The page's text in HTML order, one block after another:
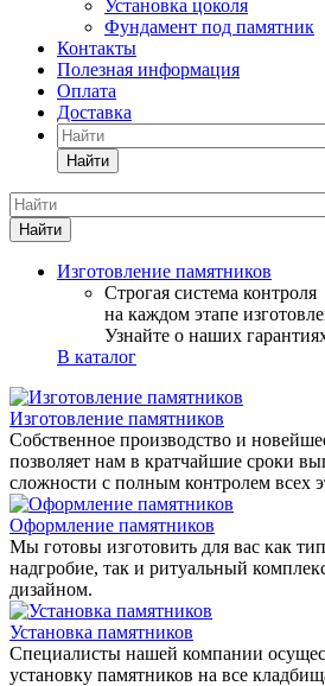
Установка цоколя
Фундамент под памятник
Контакты
Полезная информация
Оплата
Доставка
Найти
Найти
Изготовление памятников
Строгая система контроля
на каждом этапе
Узнайте о наших
В каталог
Изготовление памятников
Собственное производство и
позволяет нам в кратчайшие сроки
сложности с полным контролем всех
Оформление памятников
Мы готовы изготовить для вас как
надгробие, так и ритуальный
дизайном.
Установка памятников
Специалисты нашей компании
установку памятников на все